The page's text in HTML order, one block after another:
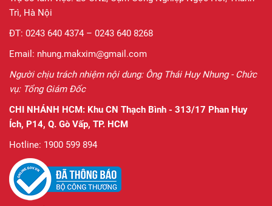
Trì, Hà Nội
ĐT: 0243 640 4374 – 0243 640 8268
Email: nhung.makxim@gmail.com
Người chịu trách nhiệm nội dung: Ông Thái Huy Nhung - Chức
vụ: Tổng Giám Đốc
CHI NHÁNH HCM: Khu CN Thạch Bình - 313/17 Phan Huy
Ích, P14, Q. Gò Vấp, TP. HCM
Hotline: 1900 599 894